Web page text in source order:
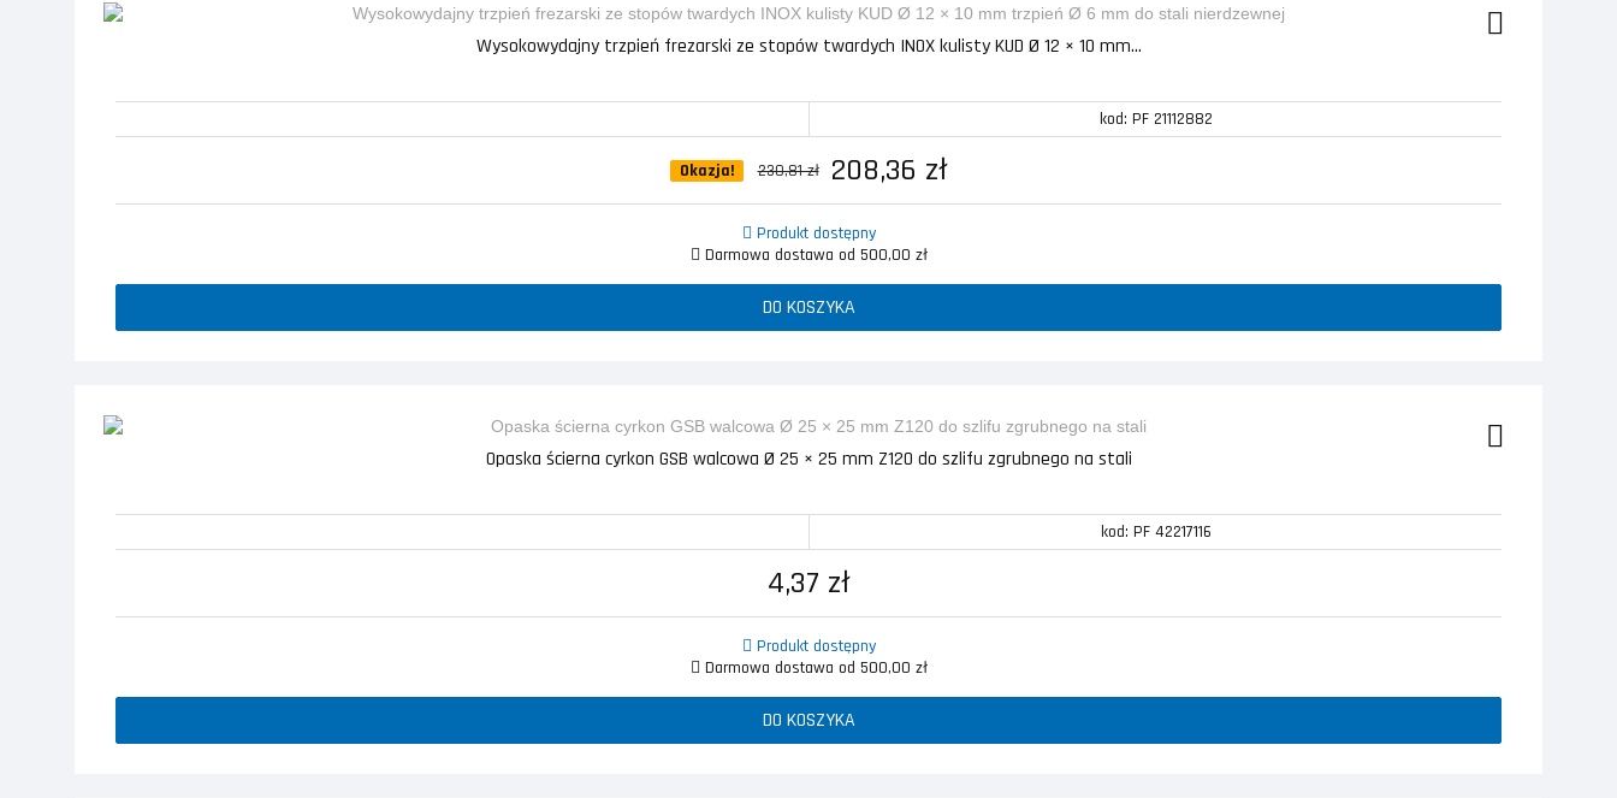
Wysokowydajny trzpień frezarski ze stopów twardych INOX kulisty KUD Ø 12 × 10 mm...
kod: PF 21112882
Okazja! 230,81 zł 208,36 zł
Produkt dostępny
Darmowa dostawa od 500,00 zł
DO KOSZYKA
Opaska ścierna cyrkon GSB walcowa Ø 25 × 25 mm Z120 do szlifu zgrubnego na stali
kod: PF 42217116
4,37 zł
Produkt dostępny
Darmowa dostawa od 500,00 zł
DO KOSZYKA